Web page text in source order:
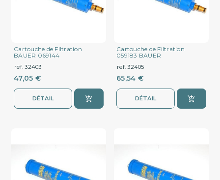
Cartouche de Filtration
BAUER 069144
ref. 32403
47,05 €
DÉTAIL
Cartouche de Filtration
059183 BAUER
ref. 32405
65,54 €
DÉTAIL